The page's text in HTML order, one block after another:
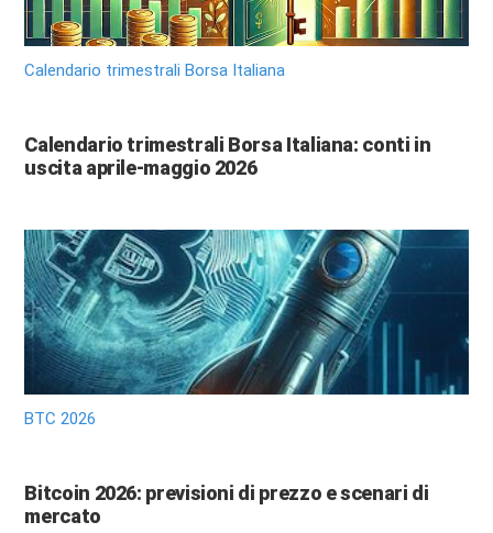
Calendario trimestrali Borsa Italiana
Calendario trimestrali Borsa Italiana: conti in
uscita aprile-maggio 2026
BTC 2026
Bitcoin 2026: previsioni di prezzo e scenari di
mercato